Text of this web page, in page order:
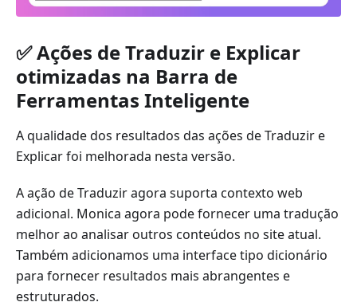
✅ Ações de Traduzir e Explicar
otimizadas na Barra de
Ferramentas Inteligente
A qualidade dos resultados das ações de Traduzir e
Explicar foi melhorada nesta versão.
A ação de Traduzir agora suporta contexto web
adicional. Monica agora pode fornecer uma tradução
melhor ao analisar outros conteúdos no site atual.
Também adicionamos uma interface tipo dicionário
para fornecer resultados mais abrangentes e
estruturados.